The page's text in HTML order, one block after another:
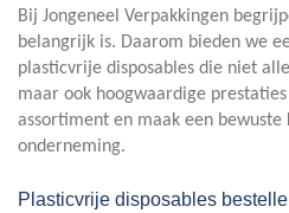
Bij Jongeneel Verpakkingen
belangrijk is. Daarom bieden we
plasticvrije disposables die niet
maar ook hoogwaardige
assortiment en maak een bewuste
onderneming.
Plasticvrije disposables